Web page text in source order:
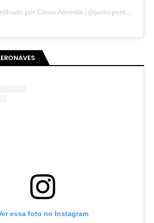
Um post compartilhado por Clovis Almeida (@juniorpentecoste01)
essa foto no Instagram